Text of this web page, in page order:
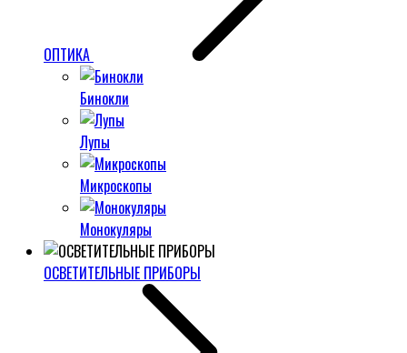
ОПТИКА
Бинокли
Лупы
Микроскопы
Монокуляры
ОСВЕТИТЕЛЬНЫЕ ПРИБОРЫ